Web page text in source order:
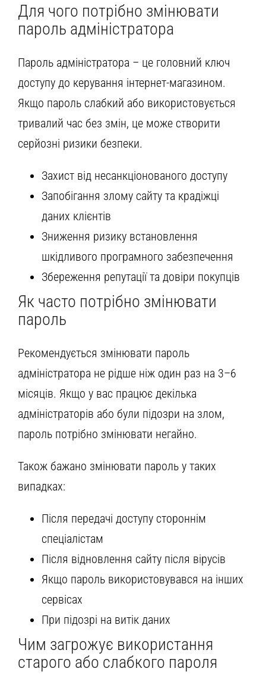
Для чого потрібно змінювати
пароль адміністратора
Пароль адміністратора – це головний ключ
доступу до керування інтернет-магазином.
Якщо пароль слабкий або використовується
тривалий час без змін, це може створити
серйозні ризики безпеки.
Захист від несанкціонованого доступу
Запобігання злому сайту та крадіжці
даних клієнтів
Зниження ризику встановлення
шкідливого програмного забезпечення
Збереження репутації та довіри покупців
Як часто потрібно змінювати
пароль
Рекомендується змінювати пароль
адміністратора не рідше ніж один раз на 3–6
місяців. Якщо у вас працює декілька
адміністраторів або були підозри на злом,
пароль потрібно змінювати негайно.
Також бажано змінювати пароль у таких
випадках:
Після передачі доступу стороннім
спеціалістам
Після відновлення сайту після вірусів
Якщо пароль використовувався на інших
сервісах
При підозрі на витік даних
Чим загрожує використання
старого або слабкого пароля